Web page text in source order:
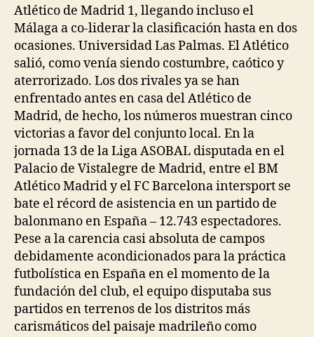
Atlético de Madrid 1, llegando incluso el
Málaga a co-liderar la clasificación hasta en dos
ocasiones. Universidad Las Palmas. El Atlético
salió, como venía siendo costumbre, caótico y
aterrorizado. Los dos rivales ya se han
enfrentado antes en casa del Atlético de
Madrid, de hecho, los números muestran cinco
victorias a favor del conjunto local. En la
jornada 13 de la Liga ASOBAL disputada en el
Palacio de Vistalegre de Madrid, entre el BM
Atlético Madrid y el FC Barcelona intersport se
bate el récord de asistencia en un partido de
balonmano en España – 12.743 espectadores.
Pese a la carencia casi absoluta de campos
debidamente acondicionados para la práctica
futbolística en España en el momento de la
fundación del club, el equipo disputaba sus
partidos en terrenos de los distritos más
carismáticos del paisaje madrileño como